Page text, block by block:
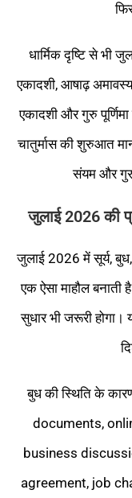
धार्मिक दृष्टि से भी
एकादशी, आषाढ़
एकादशी और गुरु
चातुर्मास की शुरुआत
संयम और गुरु
जुलाई 2026 की
जुलाई 2026 में सूर्य,
एक ऐसा माहौल
सुधार भी जरूरी
बुध की स्थिति के
documents,
business
agreement, job